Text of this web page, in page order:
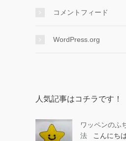
コメントフィード
WordPress.org
人気記事はコチラです！
ワッペンのふ
法
こんにち